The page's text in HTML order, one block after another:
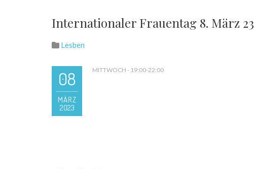
Internationaler Frauentag 8. März 23
Lesben
08
MÄRZ
2023
MITTWOCH - 19:00-22:00